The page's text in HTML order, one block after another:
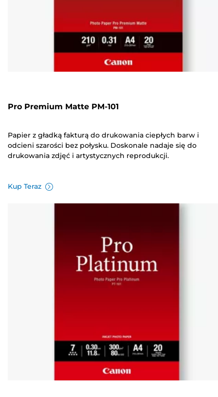
Pro Premium Matte PM-101
Papier z gładką fakturą do drukowania ciepłych barw i
odcieni szarości bez połysku. Doskonale nadaje się do
drukowania zdjęć i artystycznych reprodukcji.
Kup Teraz